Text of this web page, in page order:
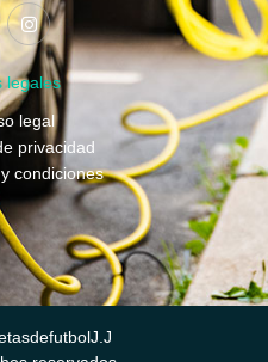
legales
legal
privacidad
condiciones